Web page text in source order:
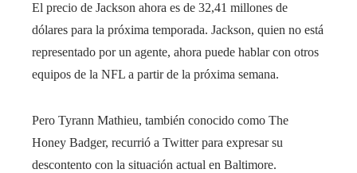
El precio de Jackson ahora es de 32,41 millones de
dólares para la próxima temporada. Jackson, quien no está
representado por un agente, ahora puede hablar con otros
equipos de la NFL a partir de la próxima semana.
Pero Tyrann Mathieu, también conocido como The
Honey Badger, recurrió a Twitter para expresar su
descontento con la situación actual en Baltimore.